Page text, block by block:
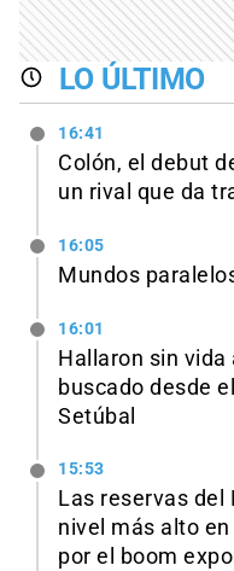
LO ÚLTIMO
16:41
Colón, el debut
un rival que da
16:05
Mundos
16:01
Hallaron sin
buscado desde
Setúbal
15:53
Las reservas del
nivel más alto
por el boom